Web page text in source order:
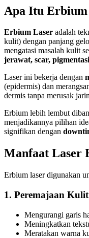
Apa Itu Erbium
Erbium Laser adalah
kulit) dengan panjang
mengatasi masalah kulit
jerawat, scar,
Laser ini bekerja dengan
(epidermis) dan
dermis tanpa merusak
Erbium lebih lembut
menjadikannya pilihan
signifikan dengan
Manfaat Laser
Erbium laser digunakan
1. Peremajaan
Mengurangi garis
Meningkatkan
Meratakan warna